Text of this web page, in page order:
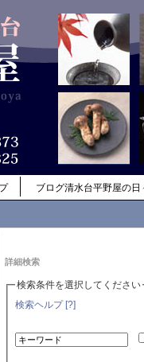
ブログ清水台平野屋の日
詳細検索
検索条件を選択してください
検索ヘルプ [?]